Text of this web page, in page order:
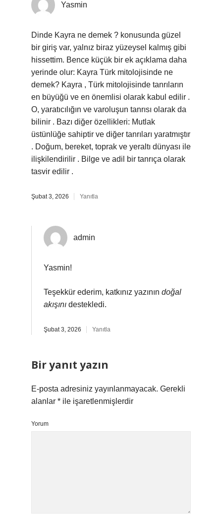
Yasmin
Dinde Kayra ne demek ? konusunda güzel
bir giriş var, yalnız biraz yüzeysel kalmış gibi
hissettim. Bence küçük bir ek açıklama daha
yerinde olur: Kayra Türk mitolojisinde ne
demek? Kayra , Türk mitolojisinde tanrıların
en büyüğü ve en önemlisi olarak kabul edilir .
O, yaratıcılığın ve varoluşun tanrısı olarak da
bilinir . Bazı diğer özellikleri: Mutlak
üstünlüğe sahiptir ve diğer tanrıları yaratmıştır
. Doğum, bereket, toprak ve yeraltı dünyası ile
ilişkilendirilir . Bilge ve adil bir tanrıça olarak
tasvir edilir .
Şubat 3, 2026 Yanıtla
admin
Yasmin!
Teşekkür ederim, katkınız yazının doğal
akışını destekledi.
Şubat 3, 2026 Yanıtla
Bir yanıt yazın
E-posta adresiniz yayınlanmayacak. Gerekli
alanlar * ile işaretlenmişlerdir
Yorum